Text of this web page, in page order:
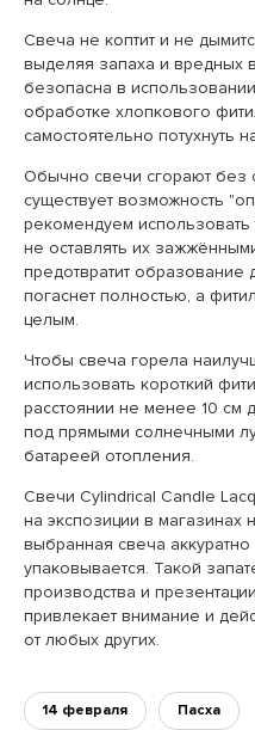
Свеча не коптит и не
выделяя запаха и вредных
безопасна в
обработке хлопкового
самостоятельно потухнуть
Обычно свечи сгорают без
существует возможность
рекомендуем использовать
не оставлять их
предотвратит образование
погаснет полностью, а
целым.
Чтобы свеча горела
использовать короткий
расстоянии не менее 10 см
под прямыми солнечными
батареей отопления.
Свечи Cylindrical Candle
на экспозиции в магазинах
выбранная свеча аккуратно
упаковывается. Такой
производства и
привлекает внимание и
от любых других.
14 февраля Пасха